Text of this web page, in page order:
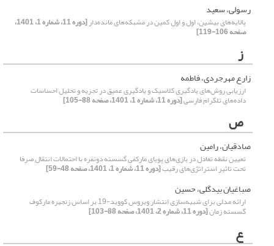
رسولی، سعید
پالایه‌های بیشین، اول و اول کمین در مشبکه‌های مانده‌دار [دوره 11، شماره 1، 1401،
صفحه 106-119]
ز
زارع مهرجردی، فاطمه
ارزیابی روش‌های یادگیری کلاسیک و یادگیری عمیق در تجزیه و تحلیل احساسات
داده‌های تلگرام فارسی[دوره 11، شماره 1، 1401، صفحه 88-105]
ص
صادقیان، رامین
تعیین نقطه تعادل در بازی‌های پویای مارکفی گسسته دونفره با احتمالات انتقال صرفا
تحت تاثیر استراتژی‌های رقیب[دوره 11، شماره 1، 1401، صفحه 48-59]
صباغیان بیدگلی، حسین
ارائه مدلی برای شبیه‌سازی انتشار ویروس کووید-19 بر اساس زنجیره مارکوف
گسسته زمان[دوره 11، شماره 2، 1401، صفحه 88-103]
ع